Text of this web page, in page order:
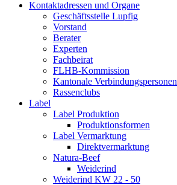
Kontaktadressen und Organe
Geschäftsstelle Lupfig
Vorstand
Berater
Experten
Fachbeirat
FLHB-Kommission
Kantonale Verbindungspersonen
Rassenclubs
Label
Label Produktion
Produktionsformen
Label Vermarktung
Direktvermarktung
Natura-Beef
Weiderind
Weiderind KW 22 - 50